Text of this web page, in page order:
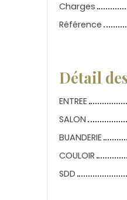
Charges
Référence
Détail
ENTREE
SALON
BUANDERIE
COULOIR
SDD